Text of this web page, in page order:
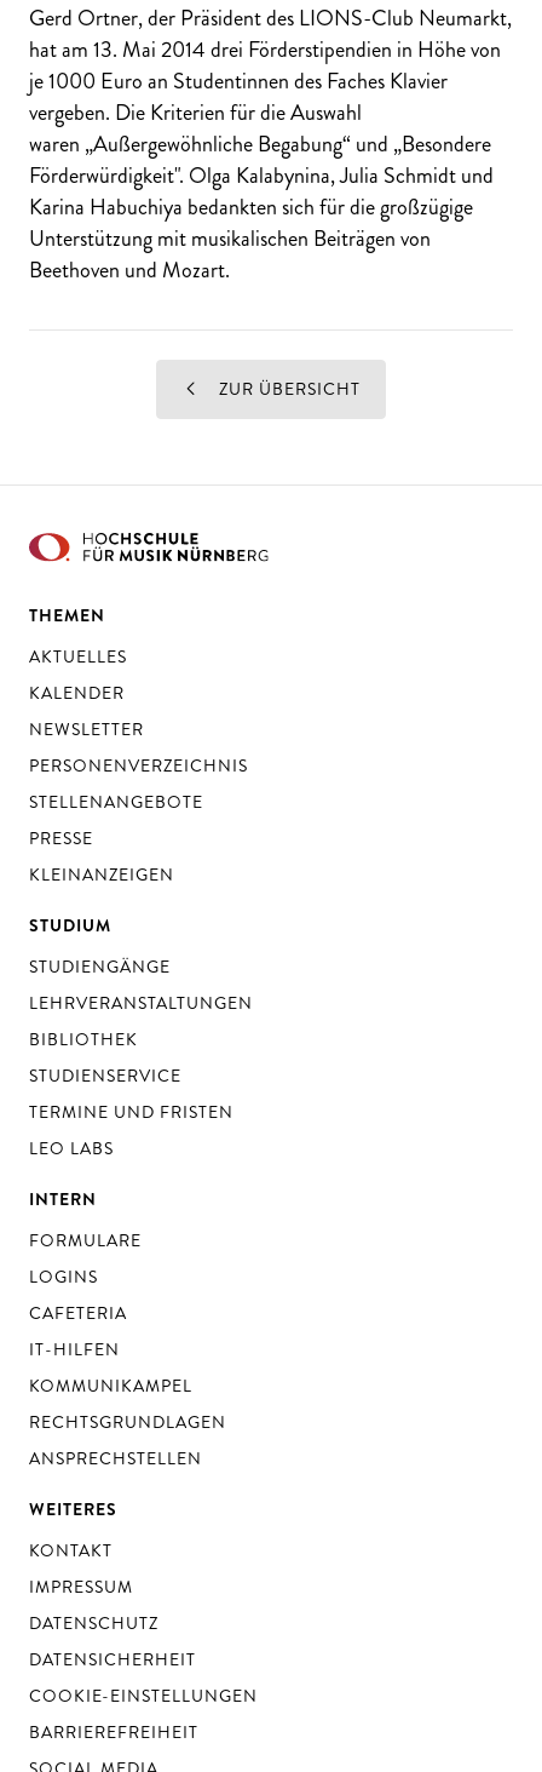
Gerd Ortner, der Präsident des LIONS-Club Neumarkt,
hat am 13. Mai 2014 drei Förderstipendien in Höhe von
je 1000 Euro an Studentinnen des Faches Klavier
vergeben. Die Kriterien für die Auswahl
waren „Außergewöhnliche Begabung“ und „Besondere
Förderwürdigkeit". Olga Kalabynina, Julia Schmidt und
Karina Habuchiya bedankten sich für die großzügige
Unterstützung mit musikalischen Beiträgen von
Beethoven und Mozart.
ZUR ÜBERSICHT
THEMEN
AKTUELLES
KALENDER
NEWSLETTER
PERSONENVERZEICHNIS
STELLENANGEBOTE
PRESSE
KLEINANZEIGEN
STUDIUM
STUDIENGÄNGE
LEHRVERANSTALTUNGEN
BIBLIOTHEK
STUDIENSERVICE
TERMINE UND FRISTEN
LEO LABS
INTERN
FORMULARE
LOGINS
CAFETERIA
IT-HILFEN
KOMMUNIKAMPEL
RECHTSGRUNDLAGEN
ANSPRECHSTELLEN
WEITERES
KONTAKT
IMPRESSUM
DATENSCHUTZ
DATENSICHERHEIT
COOKIE-EINSTELLUNGEN
BARRIEREFREIHEIT